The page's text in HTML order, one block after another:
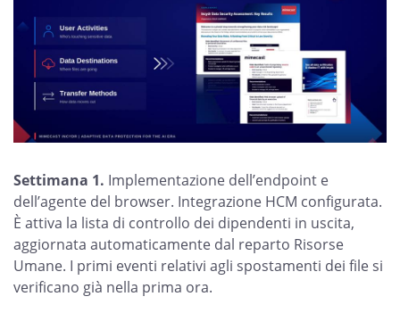
Settimana 1. Implementazione dell’endpoint e
dell’agente del browser. Integrazione HCM configurata.
È attiva la lista di controllo dei dipendenti in uscita,
aggiornata automaticamente dal reparto Risorse
Umane. I primi eventi relativi agli spostamenti dei file si
verificano già nella prima ora.